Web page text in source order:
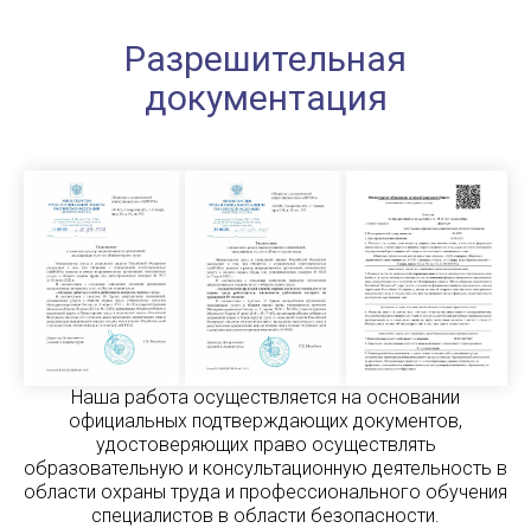
Разрешительная
документация
Наша работа осуществляется на основании
официальных подтверждающих документов,
удостоверяющих право осуществлять
образовательную и консультационную деятельность в
области охраны труда и профессионального обучения
специалистов в области безопасности.